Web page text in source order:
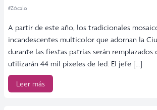
#Zócalo
A partir de este año, los tradicionales
incandescentes multicolor que adornan la
durante las fiestas patrias serán remplazados
utilizarán 44 mil pixeles de led. El jefe […]
Leer más